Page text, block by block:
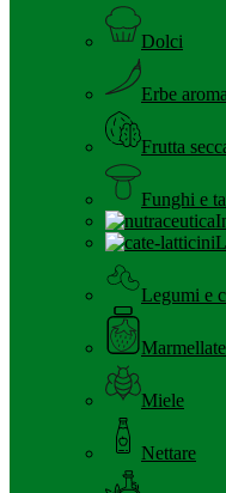
Dolci
Erbe
Frutta
Funghi e
Legumi e
Miele
Nettare